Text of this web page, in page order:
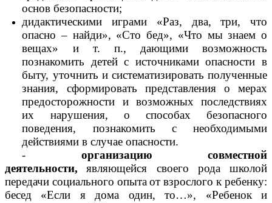
основ безопасности;
дидактическими играми «Раз, два, три, что
опасно – найди», «Сто бед», «Что мы знаем о
вещах» и т. п., дающими возможность
познакомить детей с источниками опасности в
быту, уточнить и систематизировать полученные
знания, сформировать представления о мерах
предосторожности и возможных последствиях
их нарушения, о способах безопасного
поведения, познакомить с необходимыми
действиями в случае опасности.
- организацию совместной
деятельности,
являющейся своего рода школой
передачи социального опытаот взрослого к ребенку:
бесед «Если я дома один, то…», «Ребенок и